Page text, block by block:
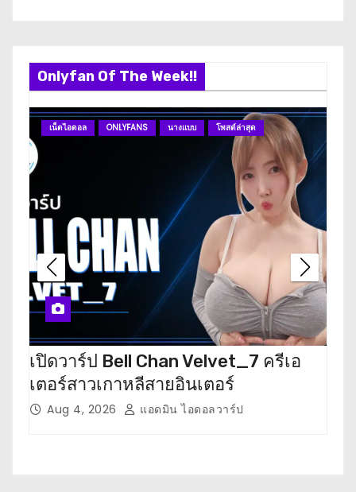
Onlyfan Of The Week!!
เน็ตไอดอล ONLYFANS นางแบบ โพสต์ล่าสุด
เปิดวาร์ป Bell Chan Velvet_7 ครีเอ
เตอร์สาวเกาหลีสายอินเตอร์
Aug 4, 2026 แอดมิน ไอดอลวาร์ป